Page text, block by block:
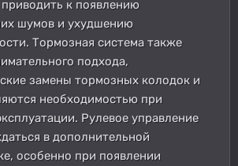
к появлению
шумов и ухудшению
Тормозная система также
подхода,
замены тормозных колодок и
необходимостью при
Рулевое управление
в дополнительной
особенно при появлении